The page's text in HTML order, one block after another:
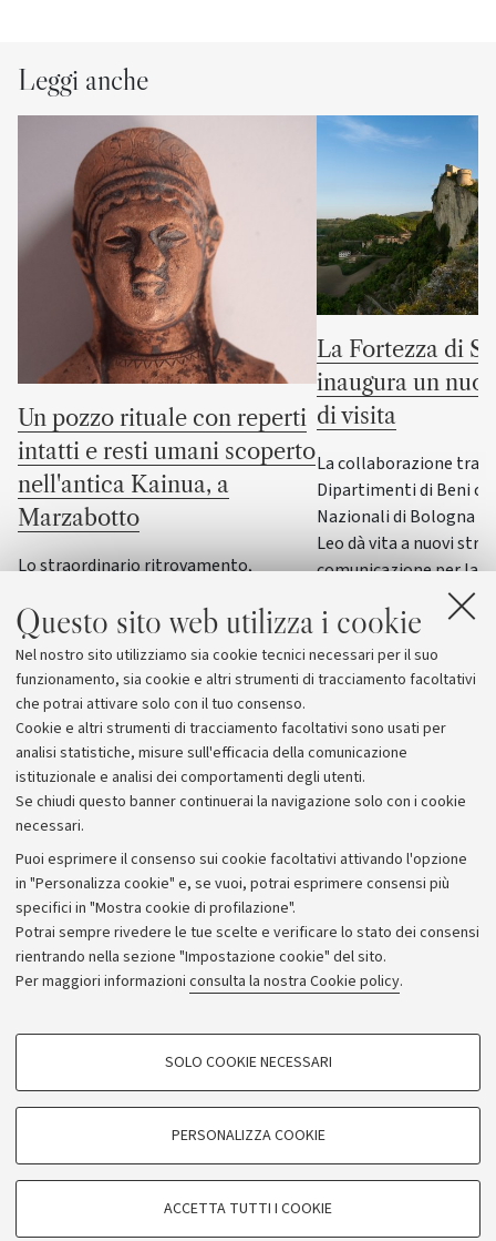
Questo sito web utilizza i cookie
Nel nostro sito utilizziamo sia cookie tecnici necessari per il suo
funzionamento, sia cookie e altri strumenti di tracciamento facoltativi
che potrai attivare solo con il tuo consenso.
Cookie e altri strumenti di tracciamento facoltativi sono usati per
analisi statistiche, misure sull'efficacia della comunicazione
istituzionale e analisi dei comportamenti degli utenti.
Se chiudi questo banner continuerai la navigazione solo con i cookie
necessari.
Puoi esprimere il consenso sui cookie facoltativi attivando l'opzione
in "Personalizza cookie" e, se vuoi, potrai esprimere consensi più
specifici in "Mostra cookie di profilazione".
Potrai sempre rivedere le tue scelte e verificare lo stato dei consensi
rientrando nella sezione "Impostazione cookie" del sito.
Per maggiori informazioni consulta la nostra Cookie policy.
COOKIE DI PROFILAZIONE - FACOLTATIVI
COOKIE TECNICI - NECESSARI
SOLO COOKIE NECESSARI
PERSONALIZZA COOKIE
ACCETTA TUTTI I COOKIE
Leggi anche
Un pozzo rituale con reperti
intatti e resti umani scoperto
nell'antica Kainua, a
Marzabotto
Lo straordinario ritrovamento,
svela la sacralità dell’acqua e offre
nuove conoscenze sui riti di fondazione
delle città etrusche
La Fortezza di
inaugura un
di visita
La collaborazione tra il
Dipartimenti di Beni
Nazionali di Bologna e
Leo dà vita a nuovi
comunicazione per la
Archivio
Comunicati stampa
Redazione
Rassegna stampa
© Copyright 2026 - ALMA MATER STUDIORUM - Università di
Bologna - Via Zamboni, 33 - 40126 Bologna - PI: 01131710376 -
CF: 80007010376